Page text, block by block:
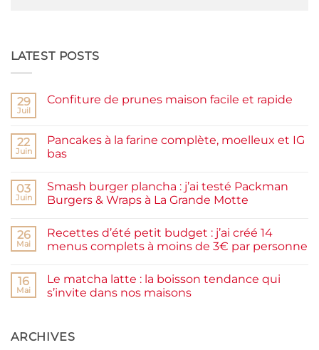
LATEST POSTS
29
Juil
Confiture de prunes maison facile et rapide
Confiture
de
prunes
et
rapide
22
Juin
Pancakes à la farine complète, moelleux et IG
bas
sur
Pancakes
à
complète,
moelleux
et
03
Juin
Smash burger plancha : j’ai testé Packman
Burgers & Wraps à La Grande Motte
sur
Smash
burger
testé
Packman
Burgers &
Grande
Motte
26
Mai
Recettes d’été petit budget : j’ai créé 14
menus complets à moins de 3€ par personne
sur
Recettes
d’été
j’ai
créé
16
Mai
Le matcha latte : la boisson tendance qui
s’invite dans nos maisons
Le
matcha
ARCHIVES